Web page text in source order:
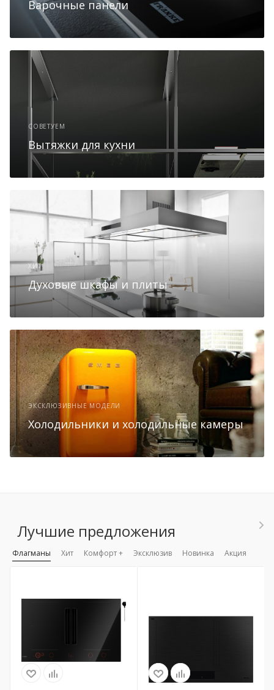
Варочные панели
СОВЕТУЕМ
Вытяжки для кухни
ХИТ
Духовые шкафы и плиты
ЭКСКЛЮЗИВНЫЕ МОДЕЛИ
Холодильники и холодильные камеры
Лучшие предложения
Флагманы Хит Комфорт + Эксклюзив Новинка Акция